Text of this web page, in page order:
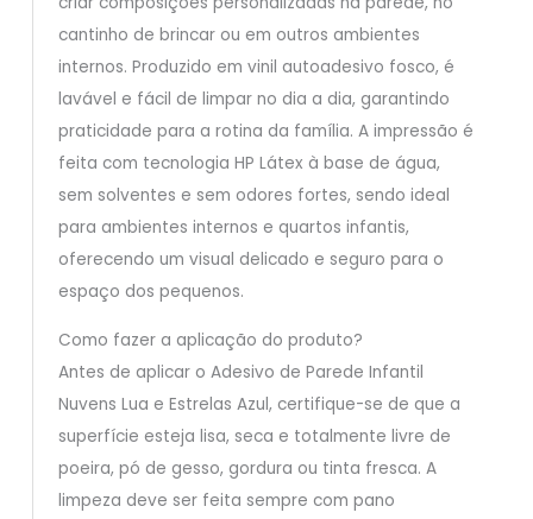
cantinho de brincar ou em outros ambientes
internos. Produzido em vinil autoadesivo fosco, é
lavável e fácil de limpar no dia a dia, garantindo
praticidade para a rotina da família. A impressão é
feita com tecnologia HP Látex à base de água,
sem solventes e sem odores fortes, sendo ideal
para ambientes internos e quartos infantis,
oferecendo um visual delicado e seguro para o
espaço dos pequenos.
Como fazer a aplicação do produto?
Antes de aplicar o Adesivo de Parede Infantil
Nuvens Lua e Estrelas Azul, certifique-se de que a
superfície esteja lisa, seca e totalmente livre de
poeira, pó de gesso, gordura ou tinta fresca. A
limpeza deve ser feita sempre com pano